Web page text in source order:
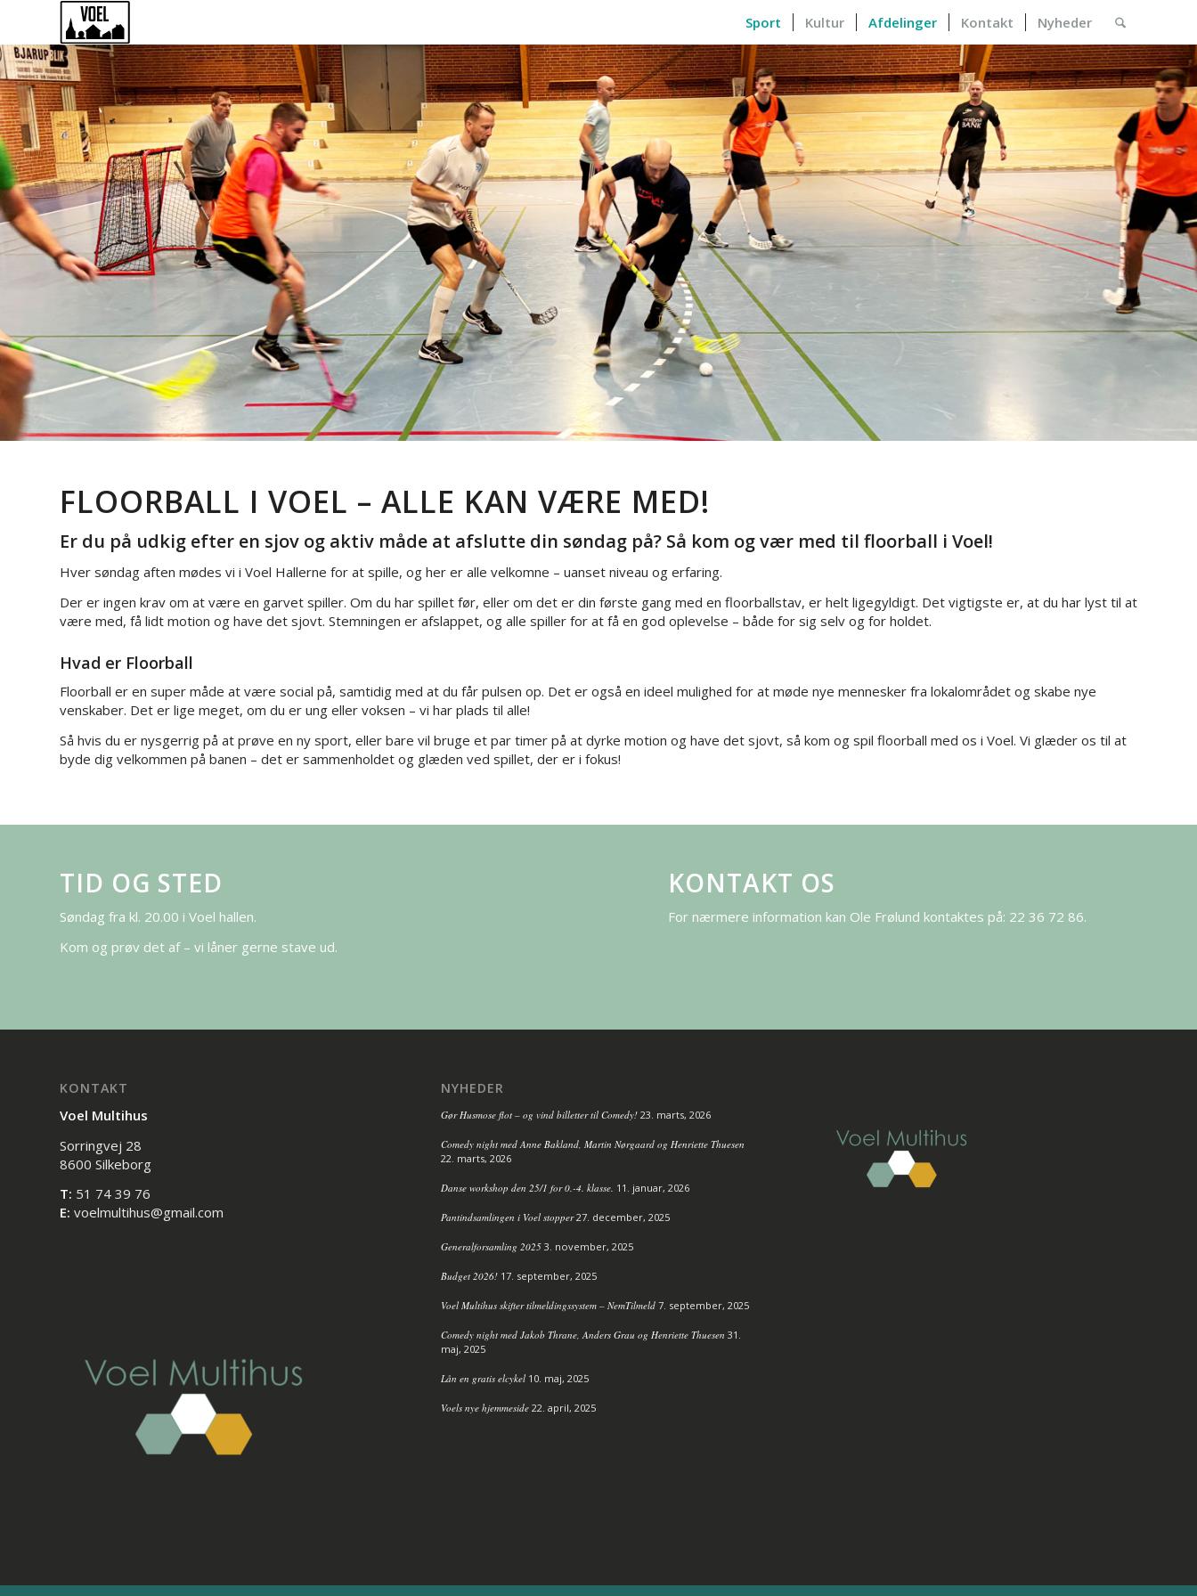
Sport Kultur Afdelinger Kontakt Nyheder
FLOORBALL I VOEL – ALLE KAN VÆRE MED!
Er du på udkig efter en sjov og aktiv måde at afslutte din søndag på? Så kom og vær med til floorball i Voel!
Hver søndag aften mødes vi i Voel Hallerne for at spille, og her er alle velkomne – uanset niveau og erfaring.
Der er ingen krav om at være en garvet spiller. Om du har spillet før, eller om det er din første gang med en floorballstav, er helt ligegyldigt. Det vigtigste er, at du har lyst til at
være med, få lidt motion og have det sjovt. Stemningen er afslappet, og alle spiller for at få en god oplevelse – både for sig selv og for holdet.
Hvad er Floorball
Floorball er en super måde at være social på, samtidig med at du får pulsen op. Det er også en ideel mulighed for at møde nye mennesker fra lokalområdet og skabe nye
venskaber. Det er lige meget, om du er ung eller voksen – vi har plads til alle!
Så hvis du er nysgerrig på at prøve en ny sport, eller bare vil bruge et par timer på at dyrke motion og have det sjovt, så kom og spil floorball med os i Voel. Vi glæder os til at
byde dig velkommen på banen – det er sammenholdet og glæden ved spillet, der er i fokus!
TID OG STED
Søndag fra kl. 20.00 i Voel hallen.
Kom og prøv det af – vi låner gerne stave ud.
KONTAKT OS
For nærmere information kan Ole Frølund kontaktes på: 22 36 72 86.
KONTAKT
Voel Multihus
Sorringvej 28
8600 Silkeborg
T: 51 74 39 76
E: voelmultihus@gmail.com
NYHEDER
Gør Husmose flot – og vind billetter til Comedy! 23. marts, 2026
Comedy night med Anne Bakland, Martin Nørgaard og Henriette Thuesen
22. marts, 2026
Danse workshop den 25/1 for 0.-4. klasse. 11. januar, 2026
Pantindsamlingen i Voel stopper 27. december, 2025
Generalforsamling 2025 3. november, 2025
Budget 2026! 17. september, 2025
Voel Multihus skifter tilmeldingssystem – NemTilmeld 7. september, 2025
Comedy night med Jakob Thrane, Anders Grau og Henriette Thuesen 31.
maj, 2025
Lån en gratis elcykel 10. maj, 2025
Voels nye hjemmeside 22. april, 2025